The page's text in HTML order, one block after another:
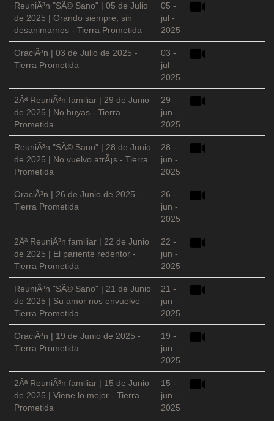
ReuniÃ³n "SÃ© Sano" | 05 de Julio
de 2025 | Orando siempre, sin
desanimarnos - Tierra Prometida
05 -
jul -
2025
OraciÃ³n | 03 de Julio de 2025 -
Tierra Prometida
03 -
jul -
2025
2Âª ReuniÃ³n familiar | 29 de Junio
de 2025 | No huyas - Tierra
Prometida
29 -
jun -
2025
ReuniÃ³n "SÃ© Sano" | 28 de Junio
de 2025 | No vuelvo atrÃ¡s - Tierra
Prometida
28 -
jun -
2025
OraciÃ³n | 26 de Junio de 2025 -
Tierra Prometida
26 -
jun -
2025
2Âª ReuniÃ³n familiar | 22 de Junio
de 2025 | El pariente redentor -
Tierra Prometida
22 -
jun -
2025
ReuniÃ³n "SÃ© Sano" | 21 de Junio
de 2025 | Su amor nos envuelve -
Tierra Prometida
21 -
jun -
2025
OraciÃ³n | 19 de Junio de 2025 -
Tierra Prometida
19 -
jun -
2025
2Âª ReuniÃ³n familiar | 15 de Junio
de 2025 | Viene lo mejor - Tierra
Prometida
15 -
jun -
2025